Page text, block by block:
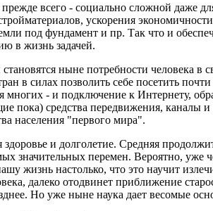
всего - социально сложной даже
ускорения
под фундамент и пр. Так что и
в жизнь задачей.
ныне потребности человека
в силах позволить себе посетить
- и подключение к Интернету,
пока) средства передвижения,
населения "первого мира".
и долголетие. Средняя
значительных перемен. Вероятно, уже
жизнь настолько, что это научит
далеко отодвинет приближение
Но уже ныне наука дает весомые